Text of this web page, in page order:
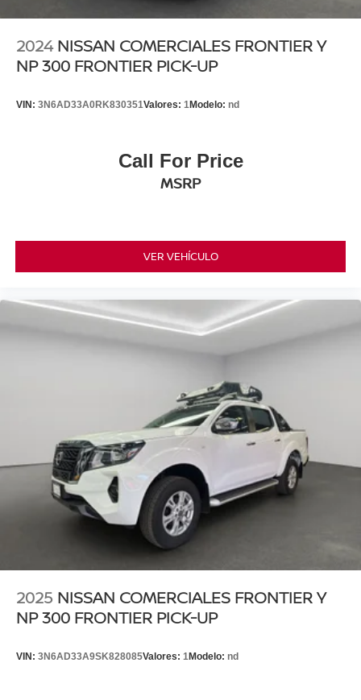
2024 NISSAN COMERCIALES FRONTIER Y
NP 300 FRONTIER PICK-UP
VIN: 3N6AD33A0RK830351Valores: 1Modelo: nd
Call For Price
MSRP
VER VEHÍCULO
2025 NISSAN COMERCIALES FRONTIER Y
NP 300 FRONTIER PICK-UP
VIN: 3N6AD33A9SK828085Valores: 1Modelo: nd